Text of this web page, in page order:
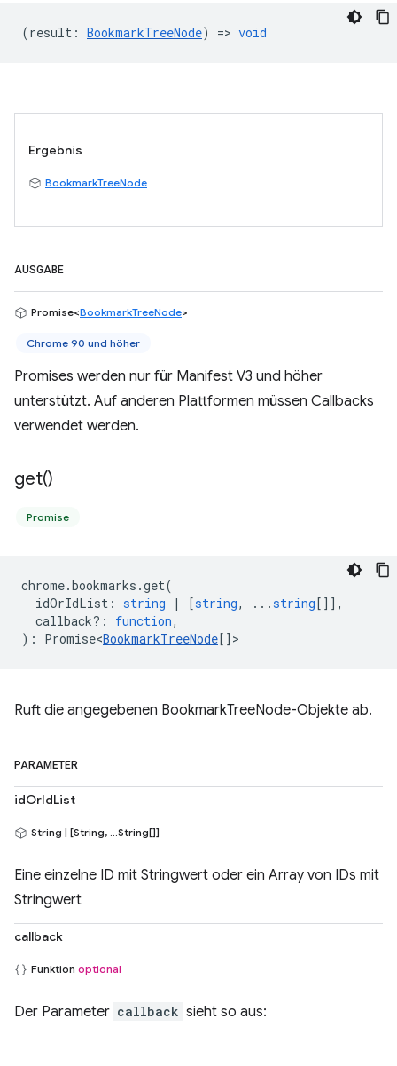
(result : BookmarkTreeNode) => void
Ergebnis
BookmarkTreeNode
AUSGABE
Promise<BookmarkTreeNode>
Chrome 90 und höher
Promises werden nur für Manifest V3 und höher
unterstützt. Auf anderen Plattformen müssen Callbacks
verwendet werden.
get()
Promise
chrome.bookmarks .get(
idOrIdList : string | [string, ...string[]],
callback? : function,
) : Promise<BookmarkTreeNode[] >
Ruft die angegebenen BookmarkTreeNode-Objekte ab.
PARAMETER
idOrIdList
String | [String, ...String[]]
Eine einzelne ID mit Stringwert oder ein Array von IDs mit
Stringwert
callback
Funktion optional
Der Parameter callback sieht so aus: